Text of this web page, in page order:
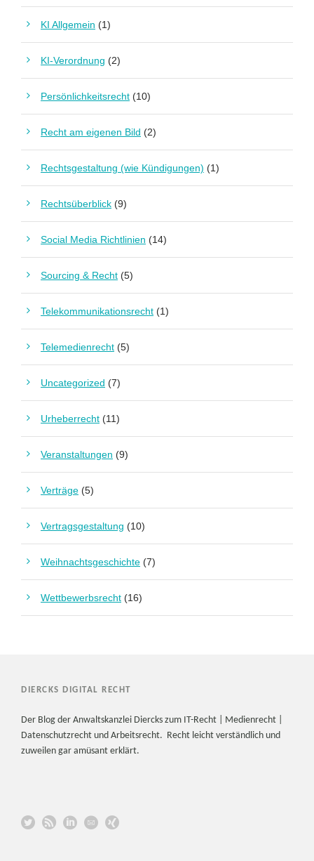
KI Allgemein (1)
KI-Verordnung (2)
Persönlichkeitsrecht (10)
Recht am eigenen Bild (2)
Rechtsgestaltung (wie Kündigungen) (1)
Rechtsüberblick (9)
Social Media Richtlinien (14)
Sourcing & Recht (5)
Telekommunikationsrecht (1)
Telemedienrecht (5)
Uncategorized (7)
Urheberrecht (11)
Veranstaltungen (9)
Verträge (5)
Vertragsgestaltung (10)
Weihnachtsgeschichte (7)
Wettbewerbsrecht (16)
DIERCKS DIGITAL RECHT
Der Blog der Anwaltskanzlei Diercks zum IT-Recht | Medienrecht |
Datenschutzrecht und Arbeitsrecht. Recht leicht verständlich und
zuweilen gar amüsant erklärt.